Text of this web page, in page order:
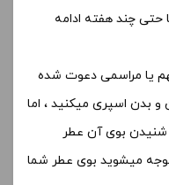
حتی چند هفته ادامه
یا مراسمی دعوت شده
و بدن اسپری میکنید ، اما
شنیدن بوی آن عطر
میشوید بوی عطر شما